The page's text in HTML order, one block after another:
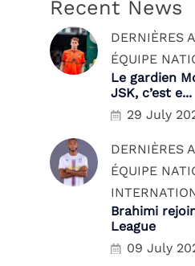
Recent News
DERNIÈRES
ÉQUIPE
Le gardien
JSK, c’est e...
29 July
DERNIÈRES
ÉQUIPE
Brahimi
League
09 July